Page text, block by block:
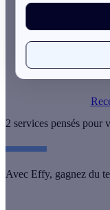
Des projets
Des outils pour
Des conseillers
2 services pensés pour
Avec Effy, gagnez du